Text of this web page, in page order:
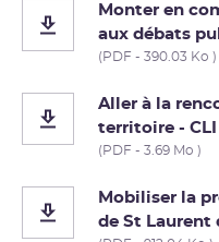
Monter en
aux débats
(PDF - 390.03 Ko )
Aller à la
territoire - CLI
(PDF - 3.69 Mo )
Mobiliser la
de St Laurent